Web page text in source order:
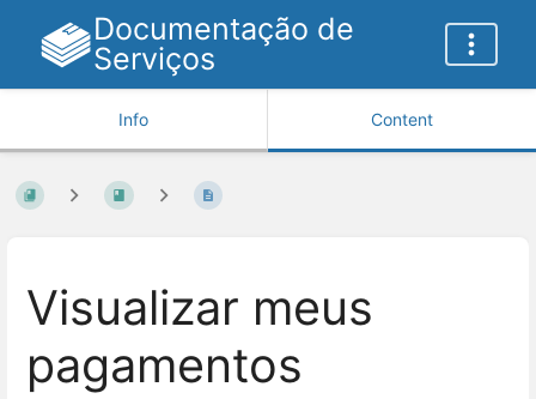
Documentação de
Serviços
Info Content
Visualizar meus
pagamentos